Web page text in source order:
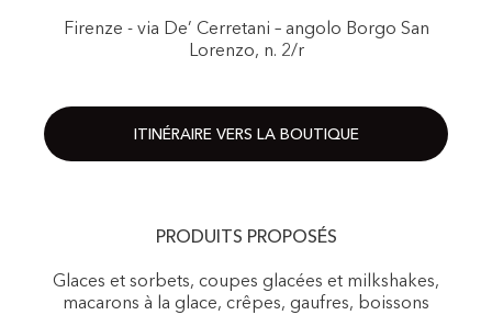
Firenze - via De’ Cerretani – angolo Borgo San
Lorenzo, n. 2/r
ITINÉRAIRE VERS LA BOUTIQUE
PRODUITS PROPOSÉS
Glaces et sorbets, coupes glacées et milkshakes,
macarons à la glace, crêpes, gaufres, boissons